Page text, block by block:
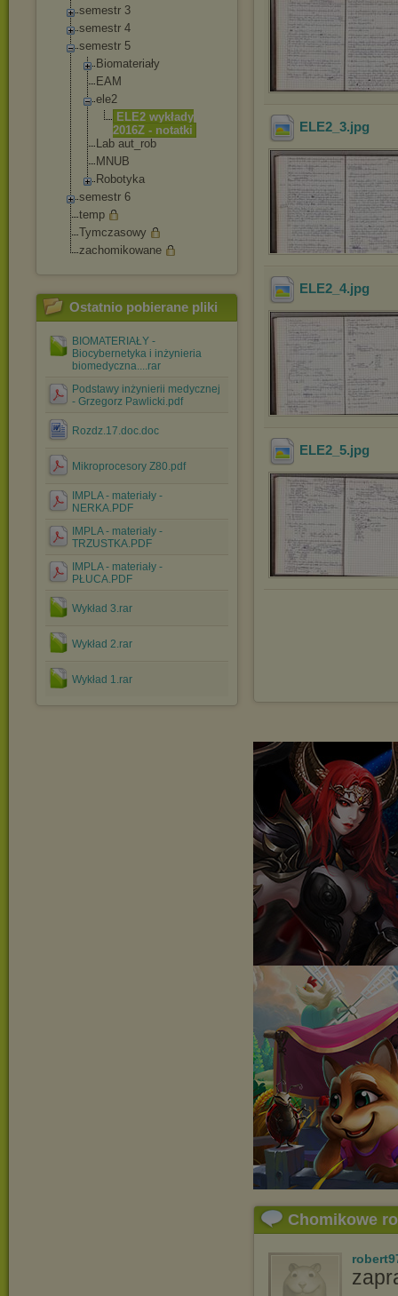
semestr 3
semestr 4
semestr 5
Biomateriały
EAM
ele2
ELE2 wykłady
2016Z - notatki
Lab aut_rob
MNUB
Robotyka
semestr 6
temp
Tymczasowy
zachomikowane
Ostatnio pobierane pliki
BIOMATERIAŁY -
Biocybernetyka i inżynieria
biomedyczna....rar
Podstawy inżynierii medycznej
- Grzegorz Pawlicki.pdf
Rozdz.17.doc.doc
Mikroprocesory Z80.pdf
IMPLA - materiały -
NERKA.PDF
IMPLA - materiały -
TRZUSTKA.PDF
IMPLA - materiały -
PŁUCA.PDF
Wykład 3.rar
Wykład 2.rar
Wykład 1.rar
ELE2_3.jpg
ELE2_4.jpg
ELE2_5.jpg
Chomikowe